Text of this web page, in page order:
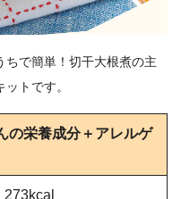
ちで簡単！切干大根煮の主
トです。
の栄養成分＋アレルゲ
273kcal